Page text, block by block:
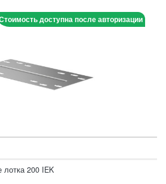
доступна после авторизации
лотка 200 IEK